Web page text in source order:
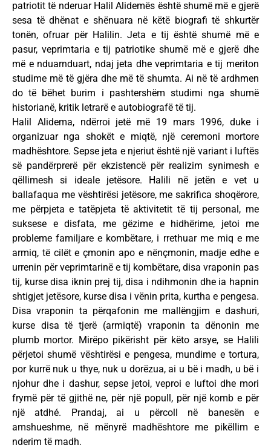
patriotit të nderuar Halil Alidemës është shumë më e gjerë
sesa të dhënat e shënuara në këtë biografi të shkurtër
tonën, ofruar për Halilin. Jeta e tij është shumë më e
pasur, veprimtaria e tij patriotike shumë më e gjerë dhe
më e nduarnduart, ndaj jeta dhe veprimtaria e tij meriton
studime më të gjëra dhe më të shumta. Ai në të ardhmen
do të bëhet burim i pashtershëm studimi nga shumë
historianë, kritik letrarë e autobiografë të tij.
Halil Alidema, ndërroi jetë më 19 mars 1996, duke i
organizuar nga shokët e miqtë, një ceremoni mortore
madhështore. Sepse jeta e njeriut është një variant i luftës
së pandërprerë për ekzistencë për realizim synimesh e
qëllimesh si ideale jetësore. Halili në jetën e vet u
ballafaqua me vështirësi jetësore, me sakrifica shoqërore,
me përpjeta e tatëpjeta të aktivitetit të tij personal, me
suksese e disfata, me gëzime e hidhërime, jetoi me
probleme familjare e kombëtare, i rrethuar me miq e me
armiq, të cilët e çmonin apo e nënçmonin, madje edhe e
urrenin për veprimtarinë e tij kombëtare, disa vraponin pas
tij, kurse disa iknin prej tij, disa i ndihmonin dhe ia hapnin
shtigjet jetësore, kurse disa i vënin prita, kurtha e pengesa.
Disa vraponin ta përqafonin me mallëngjim e dashuri,
kurse disa të tjerë (armiqtë) vraponin ta dënonin me
plumb mortor. Mirëpo pikërisht për këto arsye, se Halili
përjetoi shumë vështirësi e pengesa, mundime e tortura,
por kurrë nuk u thye, nuk u dorëzua, ai u bë i madh, u bë i
njohur dhe i dashur, sepse jetoi, veproi e luftoi dhe mori
frymë për të gjithë ne, për një popull, për një komb e për
një atdhé. Prandaj, ai u përcoll në banesën e
amshueshme, në mënyrë madhështore me pikëllim e
nderim të madh.